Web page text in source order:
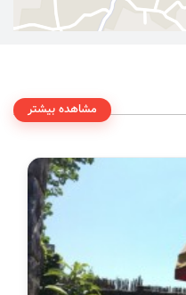
مشاهده بیشتر